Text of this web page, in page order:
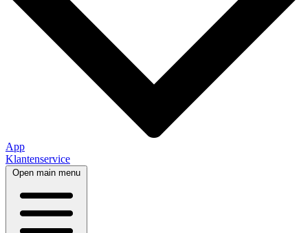
App
Klantenservice
Open main menu